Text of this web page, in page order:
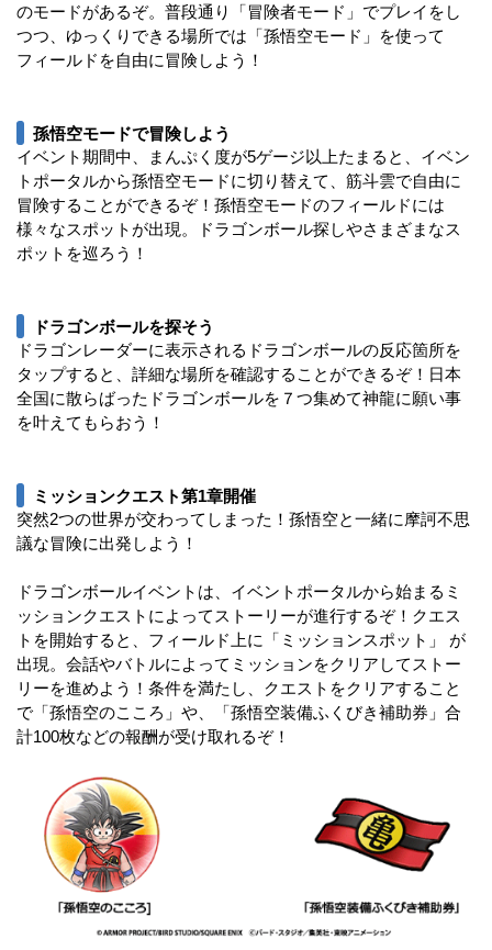
のモードがあるぞ。普段通り「冒険者モード」でプレイをし
つつ、ゆっくりできる場所では「孫悟空モード」を使って
フィールドを自由に冒険しよう！
孫悟空モードで冒険しよう
イベント期間中、まんぷく度が5ゲージ以上たまると、イベン
トポータルから孫悟空モードに切り替えて、筋斗雲で自由に
冒険することができるぞ！孫悟空モードのフィールドには
様々なスポットが出現。ドラゴンボール探しやさまざまなス
ポットを巡ろう！
ドラゴンボールを探そう
ドラゴンレーダーに表示されるドラゴンボールの反応箇所を
タップすると、詳細な場所を確認することができるぞ！日本
全国に散らばったドラゴンボールを７つ集めて神龍に願い事
を叶えてもらおう！
ミッションクエスト第1章開催
突然2つの世界が交わってしまった！孫悟空と一緒に摩訶不思
議な冒険に出発しよう！
ドラゴンボールイベントは、イベントポータルから始まるミ
ッションクエストによってストーリーが進行するぞ！クエス
トを開始すると、フィールド上に「ミッションスポット」 が
出現。会話やバトルによってミッションをクリアしてストー
リーを進めよう！条件を満たし、クエストをクリアすること
で「孫悟空のこころ」や、「孫悟空装備ふくびき補助券」合
計100枚などの報酬が受け取れるぞ！